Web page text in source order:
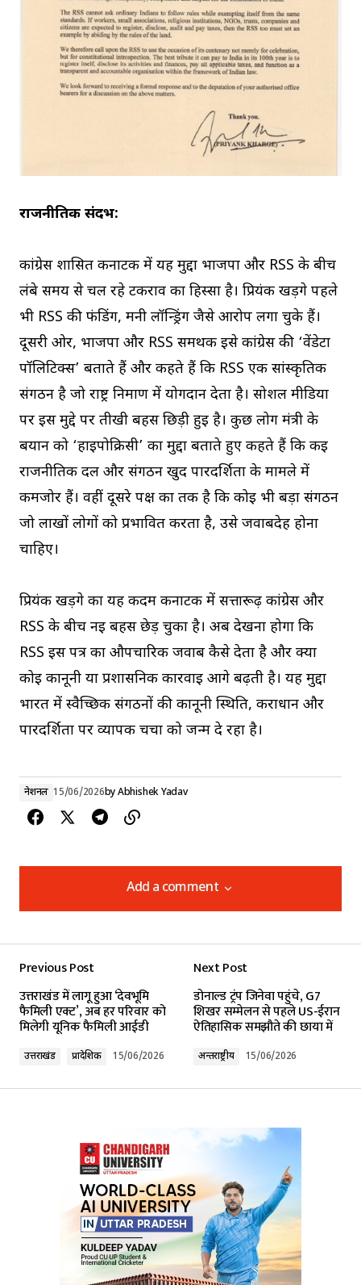
राजनीतिक संदर्भ:
कांग्रेस शासित कर्नाटक में यह मुद्दा भाजपा और RSS के बीच
लंबे समय से चल रहे टकराव का हिस्सा है। प्रियंक खड़गे पहले
भी RSS की फंडिंग, मनी लॉन्ड्रिंग जैसे आरोप लगा चुके हैं।
दूसरी ओर, भाजपा और RSS समर्थक इसे कांग्रेस की ‘वेंडेटा
पॉलिटिक्स’ बताते हैं और कहते हैं कि RSS एक सांस्कृतिक
संगठन है जो राष्ट्र निर्माण में योगदान देता है। सोशल मीडिया
पर इस मुद्दे पर तीखी बहस छिड़ी हुई है। कुछ लोग मंत्री के
बयान को ‘हाइपोक्रिसी’ का मुद्दा बताते हुए कहते हैं कि कई
राजनीतिक दल और संगठन खुद पारदर्शिता के मामले में
कमजोर हैं। वहीं दूसरे पक्ष का तर्क है कि कोई भी बड़ा संगठन
जो लाखों लोगों को प्रभावित करता है, उसे जवाबदेह होना
चाहिए।
प्रियंक खड़गे का यह कदम कर्नाटक में सत्तारूढ़ कांग्रेस और
RSS के बीच नई बहस छेड़ चुका है। अब देखना होगा कि
RSS इस पत्र का औपचारिक जवाब कैसे देता है और क्या
कोई कानूनी या प्रशासनिक कार्रवाई आगे बढ़ती है। यह मुद्दा
भारत में स्वैच्छिक संगठनों की कानूनी स्थिति, कराधान और
पारदर्शिता पर व्यापक चर्चा को जन्म दे रहा है।
नेशनल 15/06/2026byAbhishek Yadav
Add a comment
Add a comment
Required fields are marked*
Your Name*
Your E-mail*
Submit Comment
Previous Post
उत्तराखंड में लागू हुआ ‘देवभूमि
फैमिली एक्ट’, अब हर परिवार को
मिलेगी यूनिक फैमिली आईडी
उत्तराखंड प्रादेशिक 15/06/2026
Next Post
डोनाल्ड ट्रंप जिनेवा पहुंचे, G7
शिखर सम्मेलन से पहले US-ईरान
ऐतिहासिक समझौते की छाया में
अन्तर्राष्ट्रीय 15/06/2026